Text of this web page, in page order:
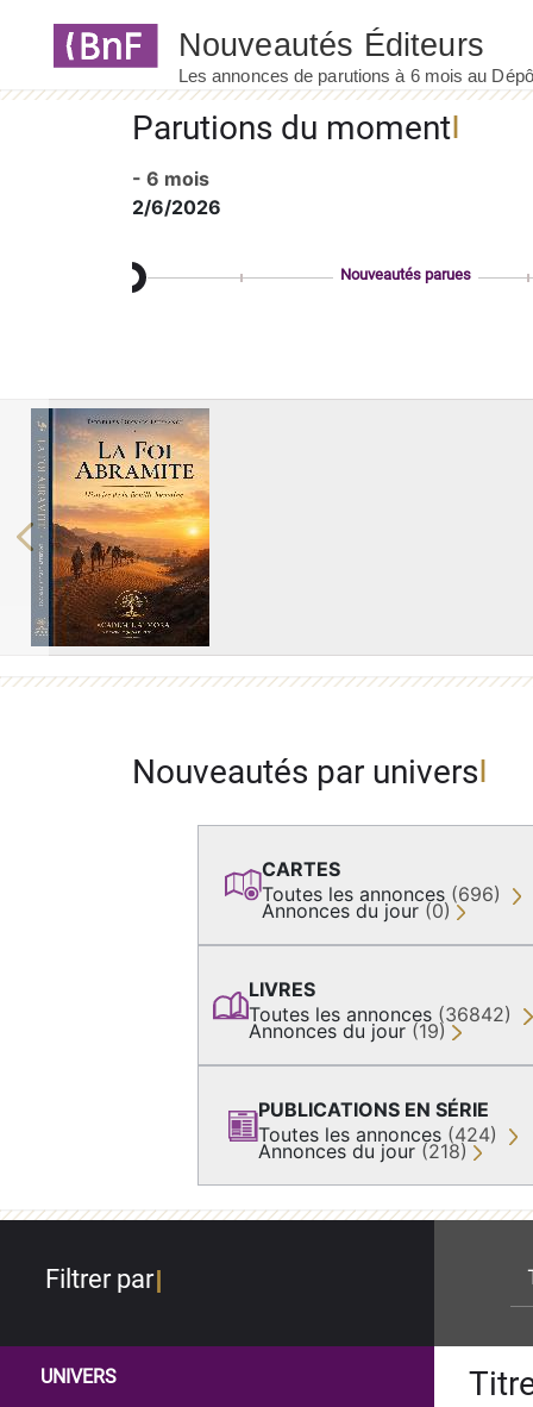
Parutions du moment
- 6 mois
2/6/2026
Nouveautés parues
Previous
Nouveautés par univers
CARTES
Toutes les annonces (696)
Annonces du jour (0)
LIVRES
Toutes les annonces (36842)
Annonces du jour (19)
PUBLICATIONS EN SÉRIE
Toutes les annonces (424)
Annonces du jour (218)
Filtrer par
UNIVERS